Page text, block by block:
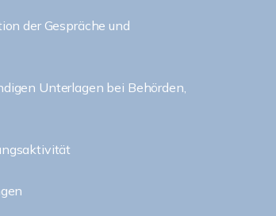
der Gespräche und
Unterlagen bei Behörden,